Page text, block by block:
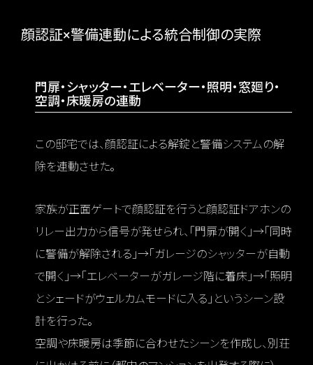
顔認証×警備連動による統合制御の実際
門扉・シャッター・エレベーター・照明・窓廻り・
空調・床暖房の連動
この邸宅では、顔認証による解錠と警備システムの解
除を連動させた。
家族が正面ゲートで顔認証を行うと顔認証ドアホンの
リレー出力から信号が発せられ、「門扉が開く」→「同時
に警備が解除される」→「ガレージのシャッターが自動
で開く」→「エレベーターがガレージ階に着床」→「照明
とシェードがウェルカムモードに入る」というシーン設
計を行った。
空調や床暖房は季節に合わせたシーンを作成し、別荘